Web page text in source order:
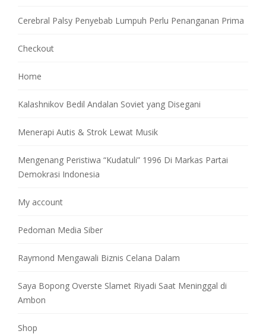
Cerebral Palsy Penyebab Lumpuh Perlu Penanganan Prima
Checkout
Home
Kalashnikov Bedil Andalan Soviet yang Disegani
Menerapi Autis & Strok Lewat Musik
Mengenang Peristiwa “Kudatuli” 1996 Di Markas Partai
Demokrasi Indonesia
My account
Pedoman Media Siber
Raymond Mengawali Biznis Celana Dalam
Saya Bopong Overste Slamet Riyadi Saat Meninggal di
Ambon
Shop